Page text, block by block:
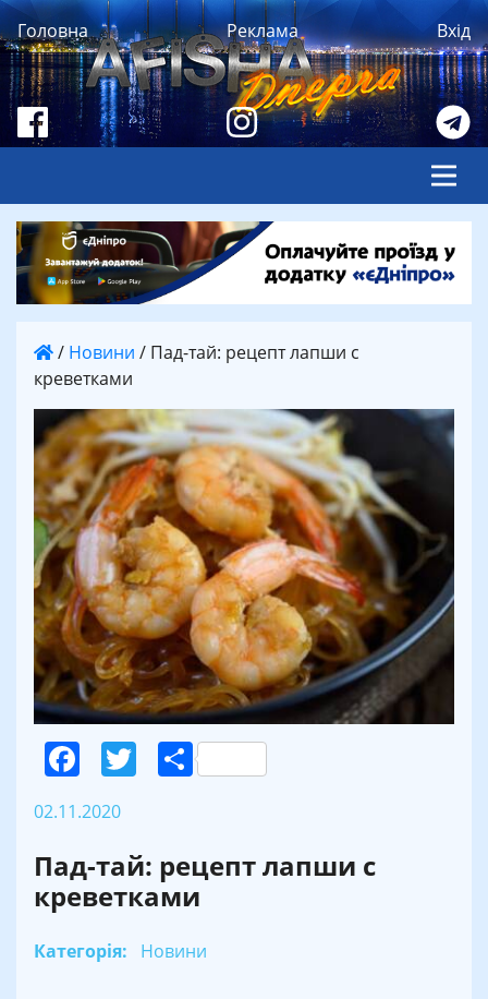
Головна Реклама Вхід
/ Новини / Пад-тай: рецепт лапши с
креветками
Facebook
Twitter
Поділитися
02.11.2020
Пад-тай: рецепт лапши с
креветками
Категорія: Новини